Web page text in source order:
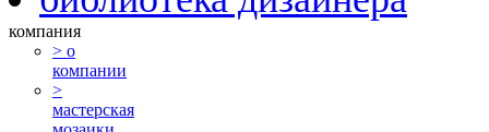
компания
> о
компании
>
мастерская